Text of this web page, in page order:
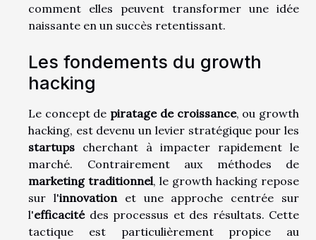
comment elles peuvent transformer une idée
naissante en un succès retentissant.
Les fondements du growth
hacking
Le concept de piratage de croissance, ou growth
hacking, est devenu un levier stratégique pour les
startups cherchant à impacter rapidement le
marché. Contrairement aux méthodes de
marketing traditionnel, le growth hacking repose
sur l'innovationet une approche centrée sur
l'efficacitédes processus et des résultats. Cette
tactique est particulièrement propice au